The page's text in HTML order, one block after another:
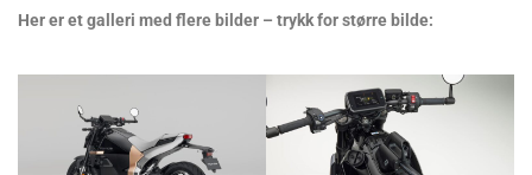
Her er et galleri med flere bilder – trykk for større bilde: